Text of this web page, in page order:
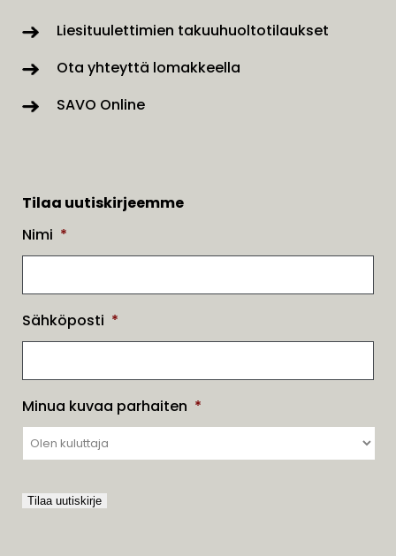
Liesituulettimien takuuhuoltotilaukset
Ota yhteyttä lomakkeella
SAVO Online
Tilaa uutiskirjeemme
Nimi *
Sähköposti *
Minua kuvaa parhaiten *
Tilaa uutiskirje